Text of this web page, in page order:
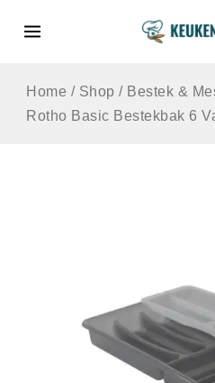
inhoud
Home / Shop / Bestek &
Rotho Basic Bestekbak 6